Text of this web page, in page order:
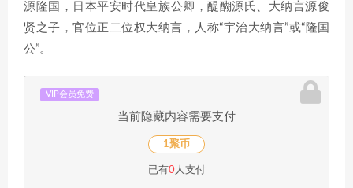
源隆国，日本平安时代皇族公卿，醍醐源氏、大纳言源俊
贤之子，官位正二位权大纳言，人称“宇治大纳言”或“隆国
公”。
VIP会员免费
当前隐藏内容需要支付
1聚币
已有0人支付